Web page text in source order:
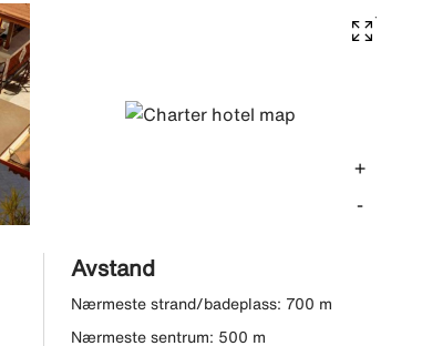
+
-
Avstand
Nærmeste strand/badeplass: 700 m
Nærmeste sentrum: 500 m